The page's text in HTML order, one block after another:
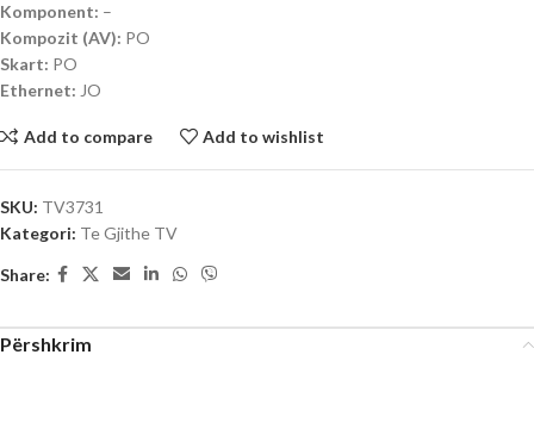
Komponent: –
Kompozit (AV): PO
Skart: PO
Ethernet: JO
Add to compare Add to wishlist
SKU: TV3731
Kategori: Te Gjithe TV
Share:
Përshkrim